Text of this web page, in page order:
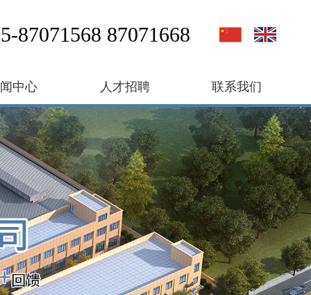
87071568 87071668
中心 人才招聘 联系我们